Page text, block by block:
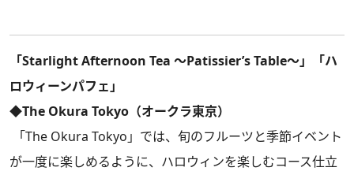
「Starlight Afternoon Tea ～Patissier’s Table～」「ハ
ロウィーンパフェ」
◆The Okura Tokyo（オークラ東京）
「The Okura Tokyo」では、旬のフルーツと季節イベント
が一度に楽しめるように、ハロウィンを楽しむコース仕立